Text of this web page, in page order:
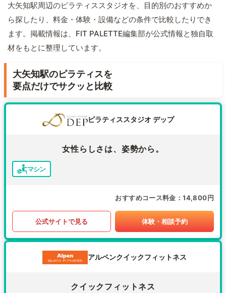
大矢知駅周辺のピラティススタジオを、目的別のおすすめか
ら探したり、料金・体験・設備などの条件で比較したりでき
ます。掲載情報は、FIT PALETTE編集部が公式情報と独自取
材をもとに整理しています。
大矢知駅のピラティスを
要点だけでサクッと比較
ピラティススタジオ デップ
女性らしさは、姿勢から。
マシン
おすすめコース料金 14,800円
公式サイトで見る 体験・相談予約
アルペンクイックフィットネス
クイックフィットネス